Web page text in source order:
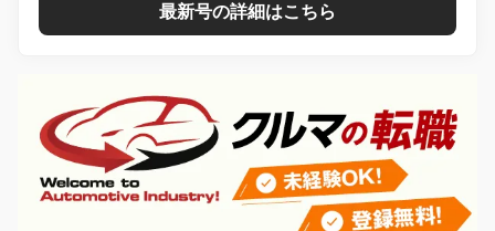
最新号の詳細はこちら